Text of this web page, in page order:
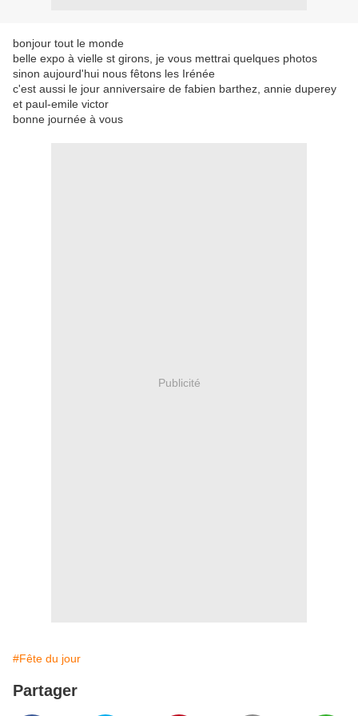
bonjour tout le monde
belle expo à vielle st girons, je vous mettrai quelques photos
sinon aujourd'hui nous fêtons les Irénée
c'est aussi le jour anniversaire de fabien barthez, annie duperey
et paul-emile victor
bonne journée à vous
Publicité
#Fête du jour
Partager